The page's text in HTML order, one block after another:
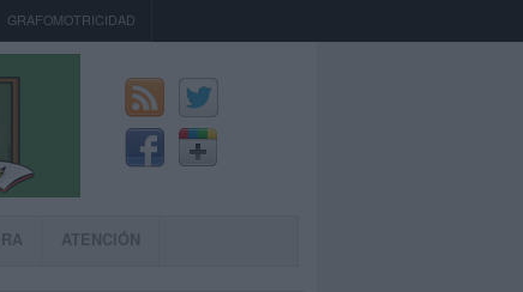
GRAFOMOTRICIDAD
ATENCIÓN